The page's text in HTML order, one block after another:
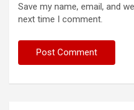
Save my name, email, and
next time I comment.